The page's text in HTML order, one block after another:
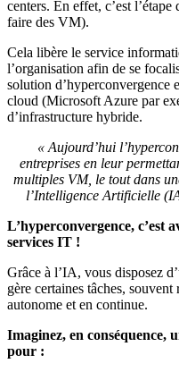
centers. En effet, c’est
faire des VM).
Cela libère le service
l’organisation afin de se
solution d’hyperconvergence
cloud (Microsoft Azure par
d’infrastructure hybride.
« Aujourd’hui
entreprises en leur
multiples VM, le tout dans
l’Intelligence Artificielle
L’hyperconvergence, c’est
services IT !
Grâce à l’IA, vous disposez
gère certaines tâches,
autonome et en continue.
Imaginez, en conséquence,
pour :